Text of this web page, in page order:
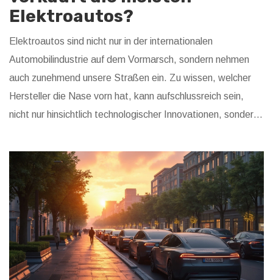
Elektroautos?
Elektroautos sind nicht nur in der internationalen
Automobilindustrie auf dem Vormarsch, sondern nehmen
auch zunehmend unsere Straßen ein. Zu wissen, welcher
Hersteller die Nase vorn hat, kann aufschlussreich sein,
nicht nur hinsichtlich technologischer Innovationen, sondern
Verkaufszahlen ist es auch spannend, einen Blick auf die
Gründe für den Erfolg dieses Herstellers zu werfen. Dieser
Artikel beleuchtet nicht nur den Marktführer, sondern gibt
auch Tipps, worauf man beim Kauf eines Elektroautos
achten sollte.